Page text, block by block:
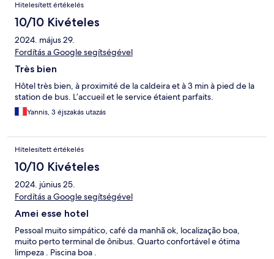
Hitelesített értékelés
10/10 Kivételes
2024. május 29.
Fordítás a Google segítségével
Très bien
Hôtel très bien, à proximité de la caldeira et à 3 min à pied de la
station de bus. L’accueil et le service étaient parfaits.
Yannis, 3 éjszakás utazás
Hitelesített értékelés
10/10 Kivételes
2024. június 25.
Fordítás a Google segítségével
Amei esse hotel
Pessoal muito simpático, café da manhã ok, localização boa,
muito perto terminal de ônibus. Quarto confortável e ótima
limpeza . Piscina boa .